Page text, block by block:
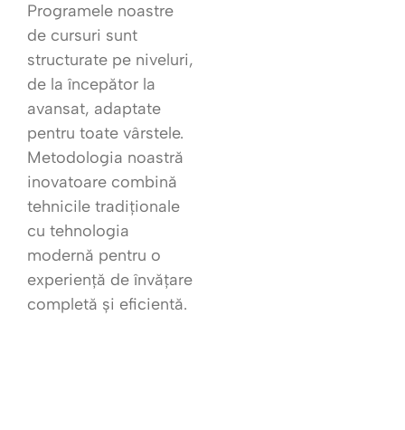
Programele noastre
de cursuri sunt
structurate pe niveluri,
de la începător la
avansat, adaptate
pentru toate vârstele.
Metodologia noastră
inovatoare combină
tehnicile tradiționale
cu tehnologia
modernă pentru o
experiență de învățare
completă și eficientă.